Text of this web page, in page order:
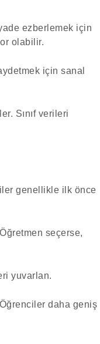
ezberlemek için
olabilir.
için sanal
Sınıf verileri
genellikle ilk önce
seçerse,
yuvarlan.
daha geniş